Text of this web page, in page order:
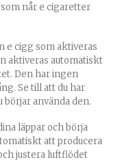
når e cigaretter
e cigg som aktiveras
aktiveras automatiskt
Den har ingen
Se till att du har
använda den.
läppar och börja
att producera
justera luftflödet